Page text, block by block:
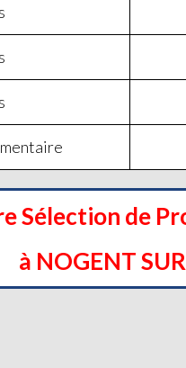
Sélection de
à NOGENT